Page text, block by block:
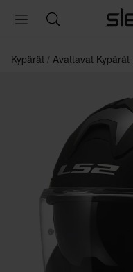
Kypärät Avattavat Kypärät